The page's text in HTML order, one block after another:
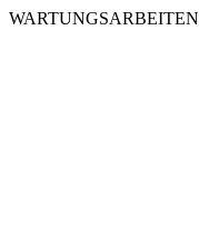
WARTUNGSARBEITEN